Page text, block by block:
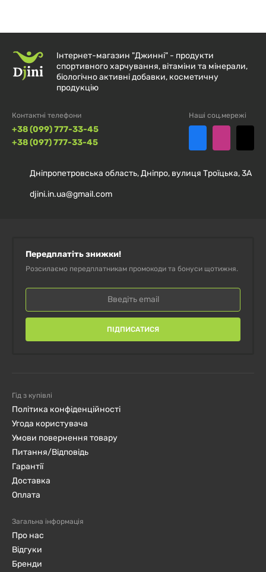
Інтернет-магазин "Джинні" - продукти
спортивного харчування, вітаміни та мінерали,
біологічно активні добавки, косметичну
продукцію
Контактні телефони
+38 (099) 777-33-45
+38 (097) 777-33-45
Наші соц.мережі
Дніпропетровська область, Дніпро, вулиця Троїцька, 3А
djini.in.ua@gmail.com
Передплатіть знижки!
Розсилаємо передплатникам промокоди та бонуси щотижня.
ПІДПИСАТИСЯ
Гід з купівлі
Політика конфіденційності
Угода користувача
Умови повернення товару
Питання/Відповідь
Гарантії
Доставка
Оплата
Загальна інформація
Про нас
Відгуки
Бренди